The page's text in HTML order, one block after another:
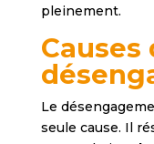
pleinement.
Causes
Le
seule cause. Il